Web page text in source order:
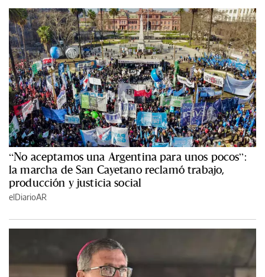
“No aceptamos una Argentina para unos pocos”:
la marcha de San Cayetano reclamó trabajo,
producción y justicia social
elDiarioAR